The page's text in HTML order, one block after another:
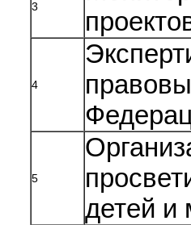
3
4
5
детей и